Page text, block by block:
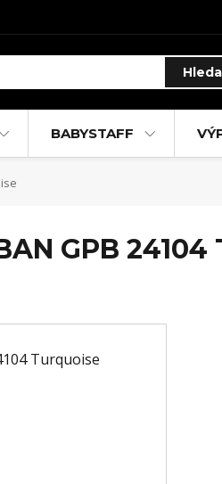
BABYSTAFF
GPB